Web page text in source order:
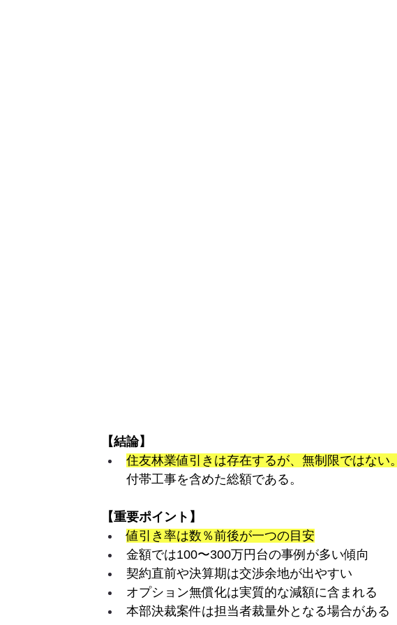
【結論】
住友林業値引きは存在するが、無制限ではない。
付帯工事を含めた総額である。
【重要ポイント】
値引き率は数％前後が一つの目安
金額では100〜300万円台の事例が多い傾向
契約直前や決算期は交渉余地が出やすい
オプション無償化は実質的な減額に含まれる
本部決裁案件は担当者裁量外となる場合がある